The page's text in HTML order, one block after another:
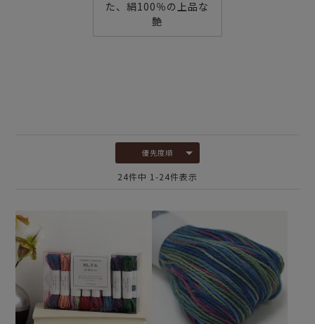
た、絹100％の上品な
艶
優先度順
24件中 1 -24件表示